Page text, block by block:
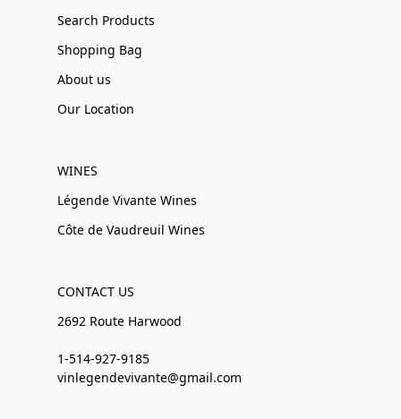
Search Products
Shopping Bag
About us
Our Location
WINES
Légende Vivante Wines
Côte de Vaudreuil Wines
CONTACT US
2692 Route Harwood
1-514-927-9185
vinlegendevivante@gmail.com